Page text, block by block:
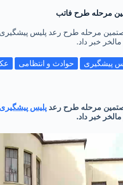
پیشگیری حوادث و انتظامی
پلیس پیشگیری